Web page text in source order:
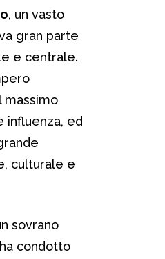
, un vasto
gran parte
e centrale.
massimo
influenza, ed
culturale e
sovrano
condotto